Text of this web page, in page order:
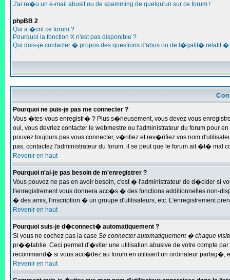
J'ai re�u un e-mail abusif ou de spamming de quelqu'un sur ce forum !
phpBB 2
Qui a �crit ce forum ?
Pourquoi la fonction X n'est pas disponible ?
Qui dois-je contacter � propos des questions d'abus ou de l�galit� relatif �
Pourquoi ne puis-je pas me connecter ?
Vous �tes-vous enregistr� ? Plus s�rieusement, vous devez vous
oui, vous devriez contacter le webmestre ou l'administrateur du forum
pouvez toujours pas vous connecter, v�rifiez et rev�rifiez vos nom
pas, contactez l'administrateur du forum, il se peut que le forum ait �t� mal
Revenir en haut
Pourquoi n'ai-je pas besoin de m'enregistrer ?
Vous pouvez ne pas en avoir besoin, c'est � l'administrateur de d�cider si
l'enregistrement vous donnera acc�s � des fonctions additionnelles non-
� des amis, l'inscription � un groupe d'utilisateurs, etc. L'enregistrement
Revenir en haut
Pourquoi suis-je d�connect� automatiquement ?
Si vous ne cochez pas la case Se connecter automatiquement � chaque
pr��tablie. Ceci permet d'�viter une utilisation abusive de votre compte
recommand� si vous acc�dez au forum en utilisant un ordinateur
Revenir en haut